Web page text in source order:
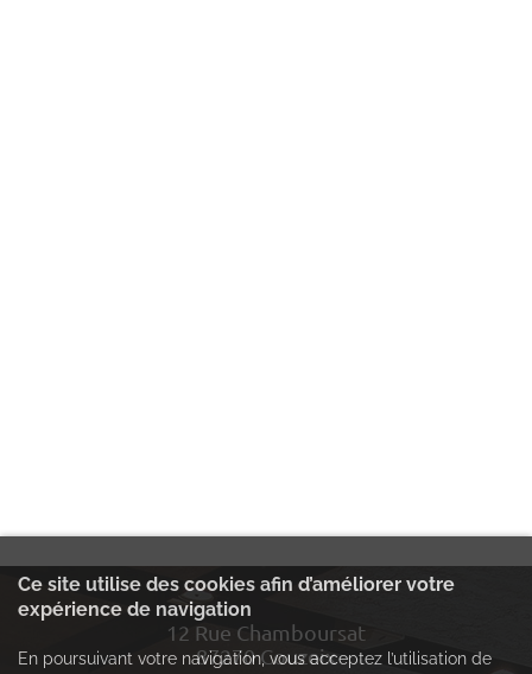
12 Rue Chamboursat
87270 Couzeix
Ce site utilise des cookies afin d’améliorer votre
expérience de navigation
En poursuivant votre navigation, vous acceptez l’utilisation de